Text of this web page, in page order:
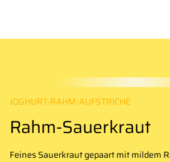
JOGHURT-RAHM-AUFSTRICHE
Rahm-Sauerkraut
Feines Sauerkraut gepaart mit mildem